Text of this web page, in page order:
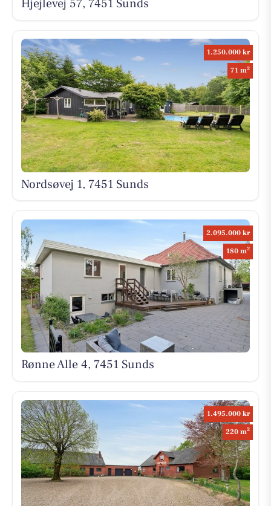
Hjejlevej 57, 7451 Sunds
1.250.000 kr
71 m2
Nordsøvej 1, 7451 Sunds
2.095.000 kr
180 m2
Rønne Alle 4, 7451 Sunds
1.495.000 kr
220 m2